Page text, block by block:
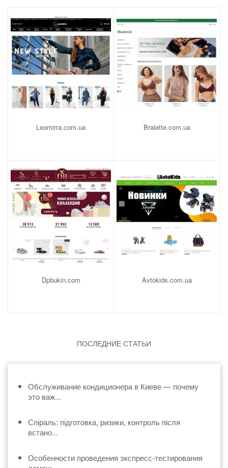
Leomirra.com.ua Bralette.com.ua
Dpbukin.com Avtokids.com.ua
ПОСЛЕДНИЕ СТАТЬИ
Обслуживание кондиционера в Киеве — почему
это важ...
Спіраль: підготовка, ризики, контроль після
встано...
Особенности проведения экспресс-тестирования